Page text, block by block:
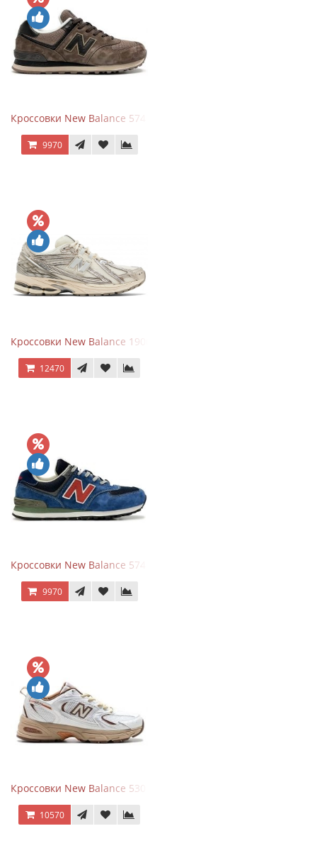
Кроссовки New Balance 574 Umber Black
9970
Кроссовки New Balance 1906R Arid Stone
12470
Кроссовки New Balance 574 Blue Black Red синий с красным
9970
Кроссовки New Balance 530 x Niko and... Off White
10570